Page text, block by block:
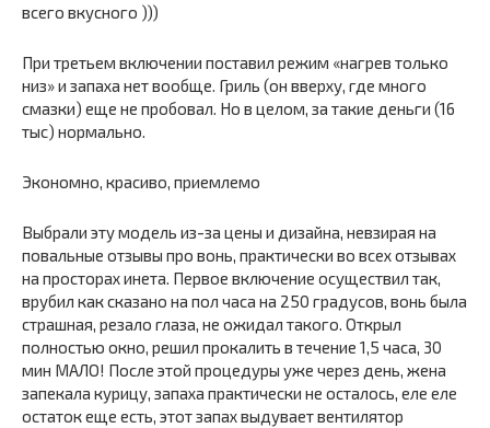
всего вкусного )))
При третьем включении поставил режим «нагрев только
низ» и запаха нет вообще. Гриль (он вверху, где много
смазки) еще не пробовал. Но в целом, за такие деньги (16
тыс) нормально.
Экономно, красиво, приемлемо
Выбрали эту модель из-за цены и дизайна, невзирая на
повальные отзывы про вонь, практически во всех отзывах
на просторах инета. Первое включение осуществил так,
врубил как сказано на пол часа на 250 градусов, вонь была
страшная, резало глаза, не ожидал такого. Открыл
полностью окно, решил прокалить в течение 1,5 часа, 30
мин МАЛО! После этой процедуры уже через день, жена
запекала курицу, запаха практически не осталось, еле еле
остаток еще есть, этот запах выдувает вентилятор